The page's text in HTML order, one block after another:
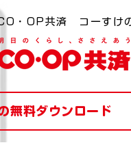
・OP共済 コーすけ
無料ダウンロード